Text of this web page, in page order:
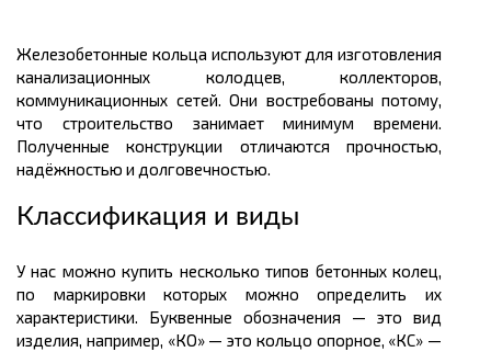
Железобетонные кольца используют для изготовления
канализационных колодцев, коллекторов,
коммуникационных сетей. Они востребованы потому,
что строительство занимает минимум времени.
Полученные конструкции отличаются прочностью,
надёжностью и долговечностью.
Классификация и виды
У нас можно купить несколько типов бетонных колец,
по маркировки которых можно определить их
характеристики. Буквенные обозначения — это вид
изделия, например, «КО» — это кольцо опорное, «КС» —